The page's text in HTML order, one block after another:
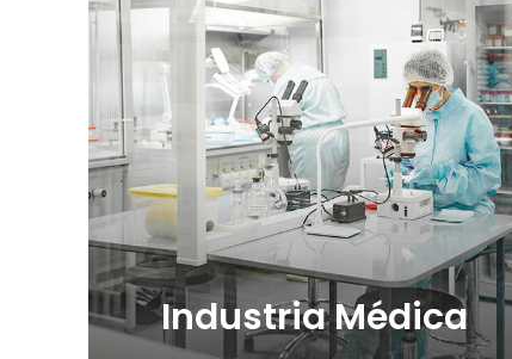
Industria Médica